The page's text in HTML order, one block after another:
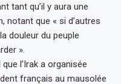
tant qu’il y aura une
notant que « si d’autres
douleur du peuple
».
l’Irak a organisée
français au mausolée